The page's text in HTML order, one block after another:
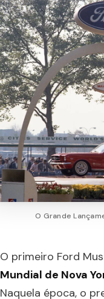
O Grande
O primeiro Ford
Mundial de Nova
Naquela época, o